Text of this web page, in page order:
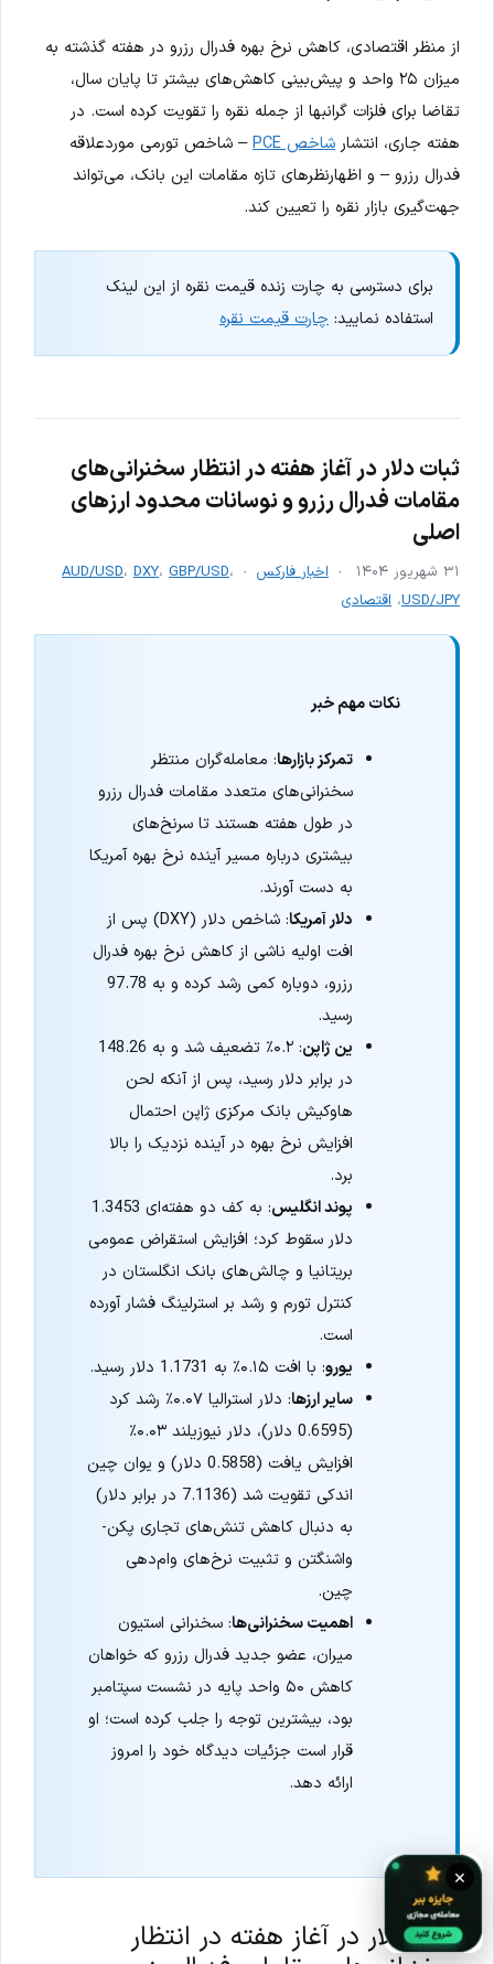
از منظر اقتصادی، کاهش نرخ بهره فدرال رزرو در هفته گذشته به
میزان ۲۵ واحد و پیش‌بینی کاهش‌های بیشتر تا پایان سال،
تقاضا برای فلزات گرانبها از جمله نقره را تقویت کرده است. در
هفته جاری، انتشار شاخص PCE
– شاخص تورمی موردعلاقه
فدرال رزرو – و اظهارنظرهای تازه مقامات این بانک، می‌تواند
جهت‌گیری بازار نقره را تعیین کند.
برای دسترسی به چارت زنده قیمت نقره از این لینک
استفاده نمایید: چارت قیمت نقره
ثبات دلار در آغاز هفته در انتظار سخنرانی‌های
مقامات فدرال رزرو و نوسانات محدود ارزهای
اصلی
۳۱ شهریور ۱۴۰۴ اخبار فارکس AUD/USD، DXY، GBP/USD،
USD/JPY، اقتصادی
نکات مهم خبر
تمرکز بازارها: معامله‌گران منتظر
سخنرانی‌های متعدد مقامات فدرال رزرو
در طول هفته هستند تا سرنخ‌های
بیشتری درباره مسیر آینده نرخ بهره آمریکا
به دست آورند.
دلار آمریکا
: شاخص دلار (DXY) پس از
افت اولیه ناشی از کاهش نرخ بهره فدرال
رزرو، دوباره کمی رشد کرده و به 97.78
رسید.
ین ژاپن
: ۰.۲٪ تضعیف شد و به 148.26
در برابر دلار رسید، پس از آنکه لحن
هاوکیش بانک مرکزی ژاپن احتمال
افزایش نرخ بهره در آینده نزدیک را بالا
برد.
پوند انگلیس
: به کف دو هفته‌ای 1.3453
دلار سقوط کرد؛ افزایش استقراض عمومی
بریتانیا و چالش‌های بانک انگلستان در
کنترل تورم و رشد بر استرلینگ فشار آورده
است.
یورو: با افت ۰.۱۵٪ به 1.1731 دلار رسید.
سایر ارزها
: دلار استرالیا ۰.۰۷٪ رشد کرد
(0.6595 دلار)، دلار نیوزیلند ۰.۰۳٪
افزایش یافت (0.5858 دلار) و یوان چین
اندکی تقویت شد (7.1136 در برابر دلار)
به دنبال کاهش تنش‌های تجاری پکن-
واشنگتن و تثبیت نرخ‌های وام‌دهی
چین.
اهمیت سخنرانی‌ها: سخنرانی استیون
میران، عضو جدید فدرال رزرو که خواهان
کاهش ۵۰ واحد پایه در نشست سپتامبر
بود، بیشترین توجه را جلب کرده است؛ او
قرار است جزئیات دیدگاه خود را امروز
ارائه دهد.
ثبات دلار در آغاز هفته در انتظار
×